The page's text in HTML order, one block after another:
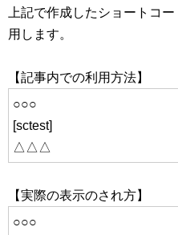
上記で作成したショートコ
用します。
【記事内での利用方法】
○○○
[sctest]
△△△
【実際の表示のされ方】
○○○